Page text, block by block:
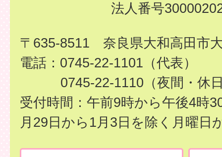
法人番号
〒635-8511 奈良県大和高田市
電話：0745-22-1101（代表）
0745-22-1110（夜間・休
受付時間：午前9時から午後4時
月29日から1月3日を除く月曜日